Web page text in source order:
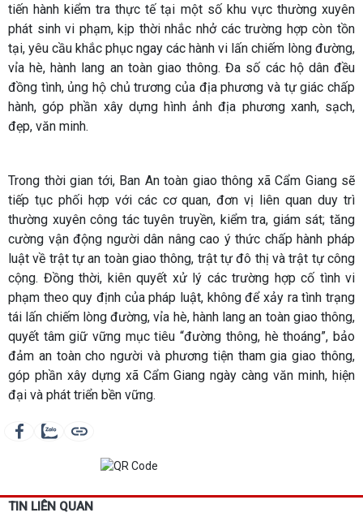
tiến hành kiểm tra thực tế tại một số khu vực thường xuyên
phát sinh vi phạm, kịp thời nhắc nhở các trường hợp còn tồn
tại, yêu cầu khắc phục ngay các hành vi lấn chiếm lòng đường,
vỉa hè, hành lang an toàn giao thông. Đa số các hộ dân đều
đồng tình, ủng hộ chủ trương của địa phương và tự giác chấp
hành, góp phần xây dựng hình ảnh địa phương xanh, sạch,
đẹp, văn minh.
Trong thời gian tới, Ban An toàn giao thông xã Cẩm Giang sẽ
tiếp tục phối hợp với các cơ quan, đơn vị liên quan duy trì
thường xuyên công tác tuyên truyền, kiểm tra, giám sát; tăng
cường vận động người dân nâng cao ý thức chấp hành pháp
luật về trật tự an toàn giao thông, trật tự đô thị và trật tự công
cộng. Đồng thời, kiên quyết xử lý các trường hợp cố tình vi
phạm theo quy định của pháp luật, không để xảy ra tình trạng
tái lấn chiếm lòng đường, vỉa hè, hành lang an toàn giao thông,
quyết tâm giữ vững mục tiêu “đường thông, hè thoáng”, bảo
đảm an toàn cho người và phương tiện tham gia giao thông,
góp phần xây dựng xã Cẩm Giang ngày càng văn minh, hiện
đại và phát triển bền vững.
TIN LIÊN QUAN